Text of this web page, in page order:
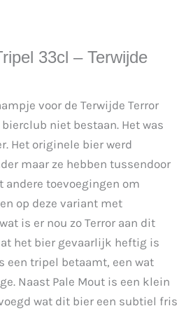
33cl – Terwijde
voor de Terwijde Terror
niet bestaan. Het was
Het originele bier werd
maar ze hebben tussendoor
toevoegingen om
op deze variant met
is er nou zo Terror aan dit
het bier gevaarlijk heftig is
een tripel betaamt, een wat
Naast Pale Mout is een klein
wat dit bier een subtiel fris